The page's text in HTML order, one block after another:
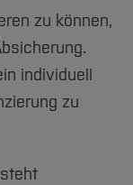
zu können,
individuell
zu